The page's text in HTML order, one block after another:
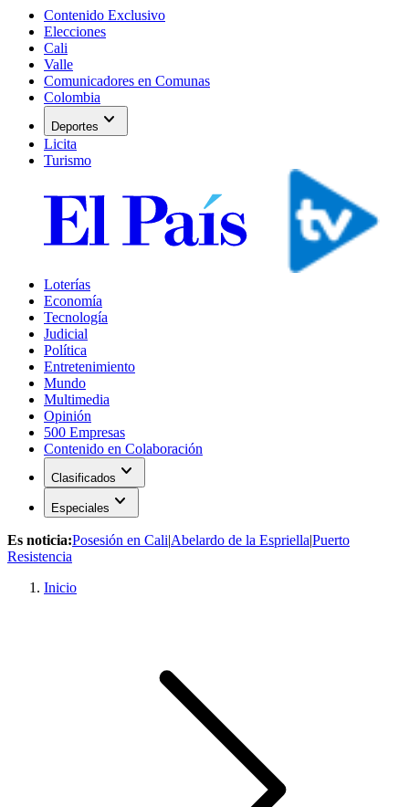
Contenido Exclusivo
Elecciones
Cali
Valle
Comunicadores en Comunas
Colombia
Deportes expand_more
Licita
Turismo
Loterías
Economía
Tecnología
Judicial
Política
Entretenimiento
Mundo
Multimedia
Opinión
500 Empresas
Contenido en Colaboración
Clasificados expand_more
Especiales expand_more
Es noticia:Posesión en Cali|Abelardo de la Espriella|Puerto
Resistencia
Inicio